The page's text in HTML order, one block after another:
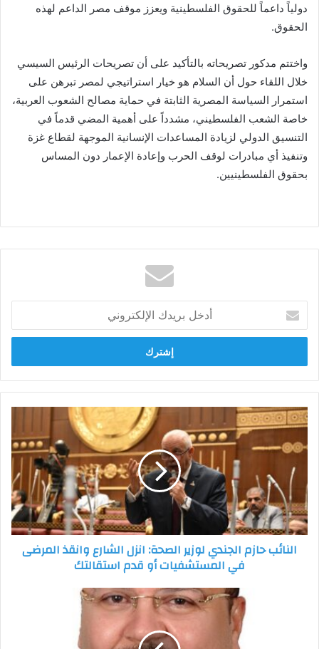
دولياً داعماً للحقوق الفلسطينية ويعزز موقف مصر الداعم لهذه
الحقوق.
واختتم مدكور تصريحاته بالتأكيد على أن تصريحات الرئيس السيسي
خلال اللقاء حول أن السلام هو خيار استراتيجي لمصر تبرهن على
استمرار السياسة المصرية الثابتة في حماية مصالح الشعوب العربية،
خاصة الشعب الفلسطيني، مشدداً على أهمية المضي قدماً في
التنسيق الدولي لزيادة المساعدات الإنسانية الموجهة لقطاع غزة
وتنفيذ أي مبادرات لوقف الحرب وإعادة الإعمار دون المساس
بحقوق الفلسطينيين.
بريدك
الإلكتروني
النائب
حازم
الجندي
الصحة:
انزل
الشارع
وانقذ
المرضى
النائب حازم الجندي لوزير الصحة: انزل الشارع وانقذ المرضى
في المستشفيات أو قدم استقالتك